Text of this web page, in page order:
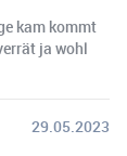
kam kommt
ja wohl
29.05.2023